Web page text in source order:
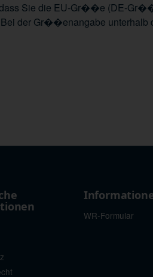
Sie die EU-Gr��e (DE-
der Gr��enangabe
WR-Formular